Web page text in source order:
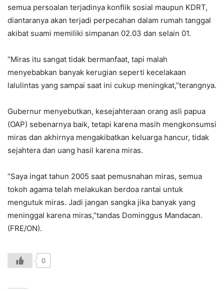
semua persoalan terjadinya konflik sosial maupun KDRT,
diantaranya akan terjadi perpecahan dalam rumah tanggal
akibat suami memiliki simpanan 02.03 dan selain 01.
“Miras itu sangat tidak bermanfaat, tapi malah
menyebabkan banyak kerugian seperti kecelakaan
lalulintas yang sampai saat ini cukup meningkat,”terangnya.
Gubernur menyebutkan, kesejahteraan orang asli papua
(OAP) sebenarnya baik, tetapi karena masih mengkonsumsi
miras dan akhirnya mengakibatkan keluarga hancur, tidak
sejahtera dan uang hasil karena miras.
“Saya ingat tahun 2005 saat pemusnahan miras, semua
tokoh agama telah melakukan berdoa rantai untuk
mengutuk miras. Jadi jangan sangka jika banyak yang
meninggal karena miras,”tandas Dominggus Mandacan.
(FRE/ON).
0